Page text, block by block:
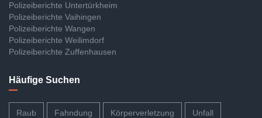
Polizeiberichte Untertürkheim
Polizeiberichte Vaihingen
Polizeiberichte Wangen
Polizeiberichte Weilimdorf
Polizeiberichte Zuffenhausen
Häufige Suchen
Raub Fahndung Körperverletzung Unfall